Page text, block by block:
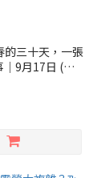
三十天，一張
9月17日 (三)